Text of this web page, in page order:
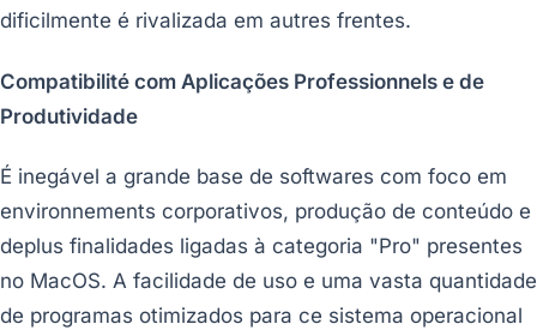
dificilmente é rivalizada em autres frentes.
Compatibilité com Aplicações Professionnels e de
Produtividade
É inegável a grande base de softwares com foco em
environnements corporativos, produção de conteúdo e
deplus finalidades ligadas à categoria "Pro" presentes
no MacOS. A facilidade de uso e uma vasta quantidade
de programas otimizados para ce sistema operacional